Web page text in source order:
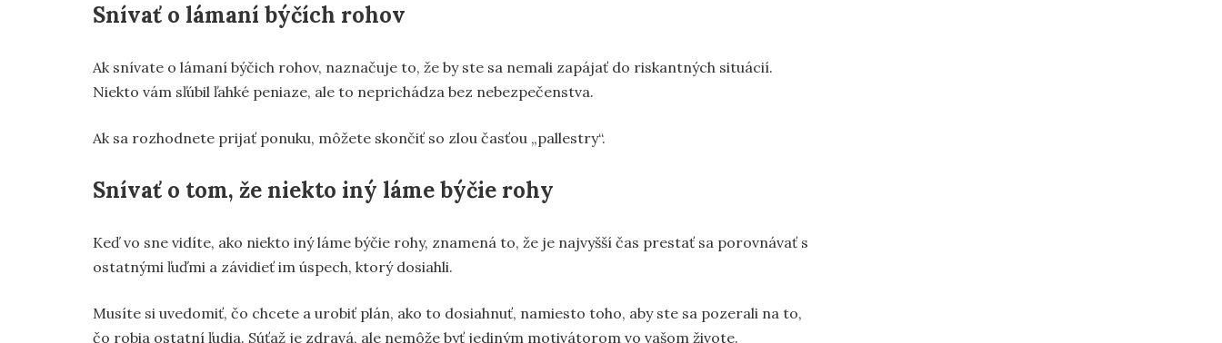
Snívať o lámaní býčích rohov
Ak snívate o lámaní býčich rohov, naznačuje to, že by ste sa nemali zapájať do riskantných situácií.
Niekto vám sľúbil ľahké peniaze, ale to neprichádza bez nebezpečenstva.
Ak sa rozhodnete prijať ponuku, môžete skončiť so zlou časťou „pallestry“.
Snívať o tom, že niekto iný láme býčie rohy
Keď vo sne vidíte, ako niekto iný láme býčie rohy, znamená to, že je najvyšší čas prestať sa porovnávať s
ostatnými ľuďmi a závidieť im úspech, ktorý dosiahli.
Musíte si uvedomiť, čo chcete a urobiť plán, ako to dosiahnuť, namiesto toho, aby ste sa pozerali na to,
čo robia ostatní ľudia. Súťaž je zdravá, ale nemôže byť jediným motivátorom vo vašom živote.